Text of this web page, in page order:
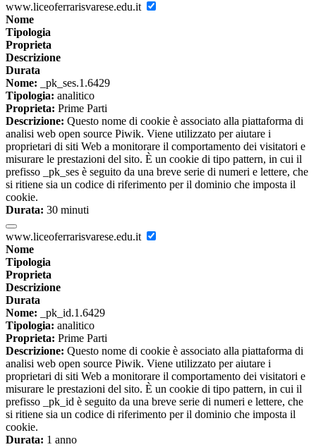
www.liceoferrarisvarese.edu.it
Nome
Tipologia
Proprieta
Descrizione
Durata
Nome: _pk_ses.1.6429
Tipologia: analitico
Proprieta: Prime Parti
Descrizione: Questo nome di cookie è associato alla piattaforma di
analisi web open source Piwik. Viene utilizzato per aiutare i
proprietari di siti Web a monitorare il comportamento dei visitatori e
misurare le prestazioni del sito. È un cookie di tipo pattern, in cui il
prefisso _pk_ses è seguito da una breve serie di numeri e lettere, che
si ritiene sia un codice di riferimento per il dominio che imposta il
cookie.
Durata: 30 minuti
www.liceoferrarisvarese.edu.it
Nome
Tipologia
Proprieta
Descrizione
Durata
Nome: _pk_id.1.6429
Tipologia: analitico
Proprieta: Prime Parti
Descrizione: Questo nome di cookie è associato alla piattaforma di
analisi web open source Piwik. Viene utilizzato per aiutare i
proprietari di siti Web a monitorare il comportamento dei visitatori e
misurare le prestazioni del sito. È un cookie di tipo pattern, in cui il
prefisso _pk_id è seguito da una breve serie di numeri e lettere, che
si ritiene sia un codice di riferimento per il dominio che imposta il
cookie.
Durata: 1 anno